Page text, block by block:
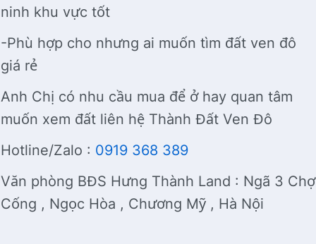
ninh khu vực tốt
-Phù hợp cho nhưng ai muốn tìm đất ven đô
giá rẻ
Anh Chị có nhu cầu mua để ở hay quan tâm
muốn xem đất liên hệ Thành Đất Ven Đô
Hotline/Zalo : 0919 368 389
Văn phòng BĐS Hưng Thành Land : Ngã 3 Chợ
Cống , Ngọc Hòa , Chương Mỹ , Hà Nội